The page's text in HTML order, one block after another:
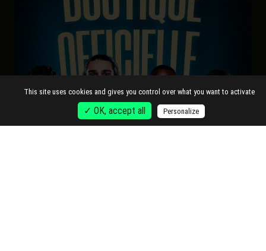
This site uses cookies and gives you control over what you want to activate
✓ OK, accept all Personalize